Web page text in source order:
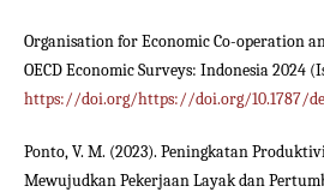
Organisation for Economic Co-operation
OECD Economic Surveys: Indonesia 2024
https://doi.org/https://doi.org/10.1787/
Ponto, V. M. (2023). Peningkatan
Mewujudkan Pekerjaan Layak dan